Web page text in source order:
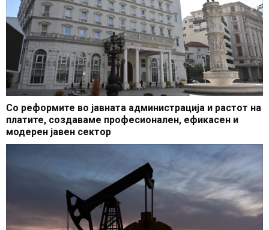
Со реформите во јавната администрација и растот на
платите, создаваме професионален, ефикасен и
модерен јавен сектор